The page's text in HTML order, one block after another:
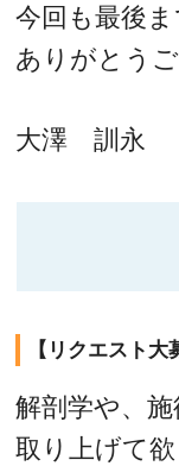
今回も最後
ありがとう
大澤 訓永
【リクエスト大
解剖学や、
取り上げて